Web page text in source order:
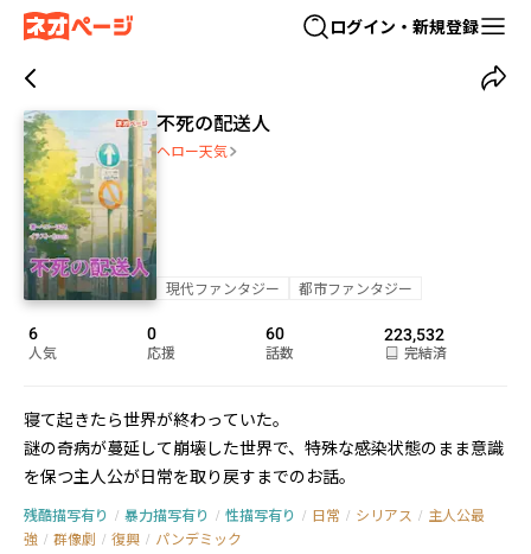
ログイン・新規登録
不死の配送人
ヘロー天気
現代ファンタジー 都市ファンタジー
6
人気
0
応援
60
話数
223,532
完結済
寝て起きたら世界が終わっていた。
――謎の奇病が蔓延して崩壊した世界で、特殊な感染状態のまま意識
を保つ主人公が日常を取り戻すまでのお話。
残酷描写有り / 暴力描写有り / 性描写有り / 日常 / シリアス / 主人公最
強 / 群像劇 / 復興 / パンデミック